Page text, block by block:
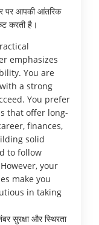
पर आपकी आंतरिक
करती है।
emphasizes
You are
a strong
You prefer
that offer long-
finances,
solid
to follow
your
make you
in taking
सुरक्षा और स्थिरता